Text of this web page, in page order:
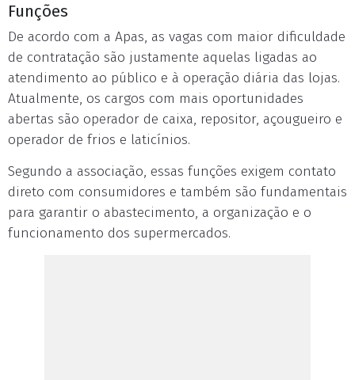
Funções
De acordo com a Apas, as vagas com maior dificuldade
de contratação são justamente aquelas ligadas ao
atendimento ao público e à operação diária das lojas.
Atualmente, os cargos com mais oportunidades
abertas são operador de caixa, repositor, açougueiro e
operador de frios e laticínios.
Segundo a associação, essas funções exigem contato
direto com consumidores e também são fundamentais
para garantir o abastecimento, a organização e o
funcionamento dos supermercados.